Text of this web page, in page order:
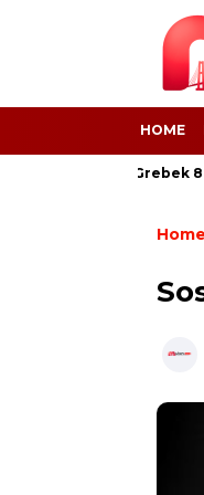
HOME
Kejati Grebek 8
Home